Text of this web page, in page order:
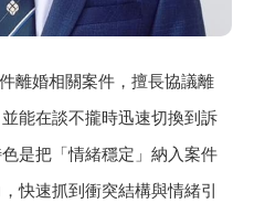
離婚相關案件，擅長協議離
能在談不攏時迅速切換到訴
是把「情緒穩定」納入案件
快速抓到衝突結構與情緒引